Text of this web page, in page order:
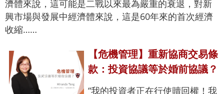
濟體來說，這可能是二戰以來最為嚴重的衰退，對新
興市場與發展中經濟體來說，這是60年來的首次經濟
收縮……
【危機管理】重新協商交易條
款：投資協議等於婚前協議？
“我的投資者正在行使贖回權！我